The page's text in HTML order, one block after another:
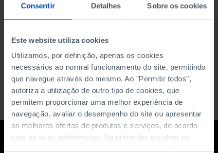
Consentir Detalhes Sobre os cookies
Este website utiliza cookies
Utilizamos, por definição, apenas os cookies
necessários ao normal funcionamento do site, permitindo
que navegue através do mesmo. Ao "Permitir todos",
autoriza a utilização de outro tipo de cookies, que
permitem proporcionar uma melhor experiência de
navegação, avaliar o desempenho do site ou apresentar
as melhores ofertas de produtos e serviços, de acordo
com as suas preferências. Se pretender escolher os
DATA DE FIM